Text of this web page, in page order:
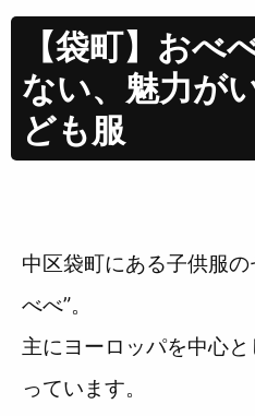
【袋町】おべ
ない、魅力が
ども服
中区袋町にある子供服
べべ”。
主にヨーロッパを中心
っています。